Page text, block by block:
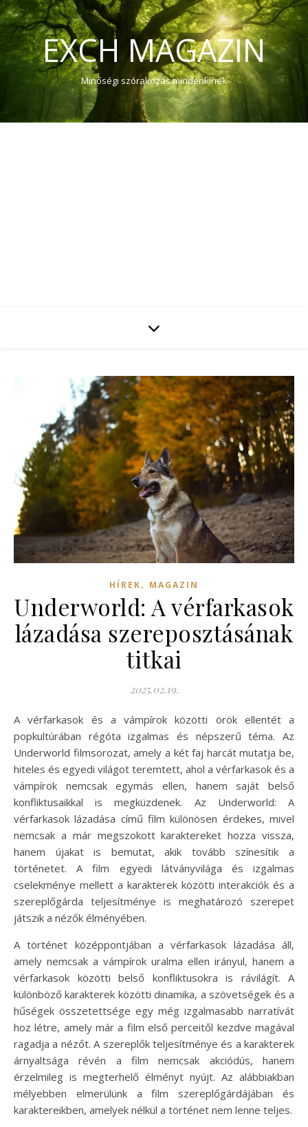
EXCH MAGAZIN
Minőségi szórakozás mindenkinek
HÍREK, MAGAZIN
Underworld: A vérfarkasok
lázadása szereposztásának
titkai
2025.02.19.
A vérfarkasok és a vámpírok közötti örök ellentét a
popkultúrában régóta izgalmas és népszerű téma. Az
Underworld filmsorozat, amely a két faj harcát mutatja be,
hiteles és egyedi világot teremtett, ahol a vérfarkasok és a
vámpírok nemcsak egymás ellen, hanem saját belső
konfliktusaikkal is megküzdenek. Az Underworld: A
vérfarkasok lázadása című film különösen érdekes, mivel
nemcsak a már megszokott karaktereket hozza vissza,
hanem újakat is bemutat, akik tovább színesítik a
történetet. A film egyedi látványvilága és izgalmas
cselekménye mellett a karakterek közötti interakciók és a
szereplőgárda teljesítménye is meghatározó szerepet
játszik a nézők élményében.
A történet középpontjában a vérfarkasok lázadása áll,
amely nemcsak a vámpírok uralma ellen irányul, hanem a
vérfarkasok közötti belső konfliktusokra is rávilágít. A
különböző karakterek közötti dinamika, a szövetségek és a
hűségek összetettsége egy még izgalmasabb narratívát
hoz létre, amely már a film első perceitől kezdve magával
ragadja a nézőt. A szereplők teljesítménye és a karakterek
árnyaltsága révén a film nemcsak akciódús, hanem
érzelmileg is megterhelő élményt nyújt. Az alábbiakban
mélyebben elmerülünk a film szereplőgárdájában és
karaktereikben, amelyek nélkül a történet nem lenne teljes.